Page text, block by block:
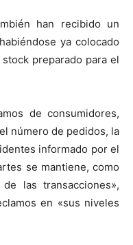
han recibido un
ya colocado
preparado para el
de consumidores,
número de pedidos, la
informado por el
se mantiene, como
las transacciones»,
en «sus niveles